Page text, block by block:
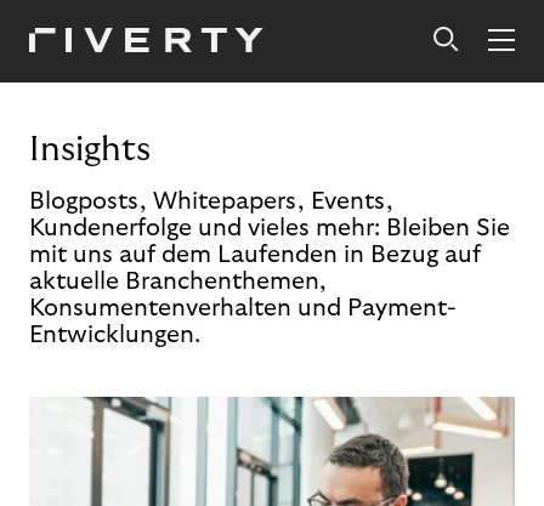
Insights
Blogposts, Whitepapers, Events,
Kundenerfolge und vieles mehr: Bleiben Sie
mit uns auf dem Laufenden in Bezug auf
aktuelle Branchenthemen,
Konsumentenverhalten und Payment-
Entwicklungen.